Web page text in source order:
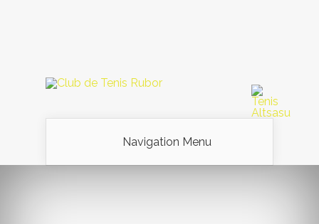
Navigation Menu